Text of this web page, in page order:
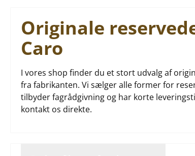
Originale
Caro
I vores shop finder du et stort udvalg af
fra fabrikanten. Vi sælger alle former for
tilbyder fagrådgivning og har korte
kontakt os direkte.